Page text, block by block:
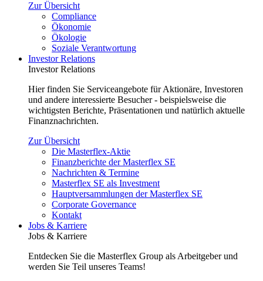
Zur Übersicht
Compliance
Ökonomie
Ökologie
Soziale Verantwortung
Investor Relations
Investor Relations
Hier finden Sie Serviceangebote für Aktionäre, Investoren
und andere interessierte Besucher - beispielsweise die
wichtigsten Berichte, Präsentationen und natürlich aktuelle
Finanznachrichten.
Zur Übersicht
Die Masterflex-Aktie
Finanzberichte der Masterflex SE
Nachrichten & Termine
Masterflex SE als Investment
Hauptversammlungen der Masterflex SE
Corporate Governance
Kontakt
Jobs & Karriere
Jobs & Karriere
Entdecken Sie die Masterflex Group als Arbeitgeber und
werden Sie Teil unseres Teams!